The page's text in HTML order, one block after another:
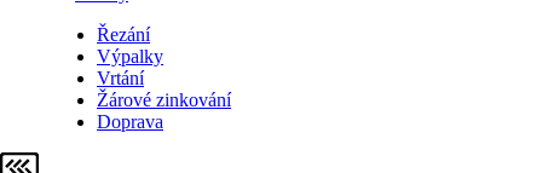
Řezání
Výpalky
Vrtání
Žárové zinkování
Doprava